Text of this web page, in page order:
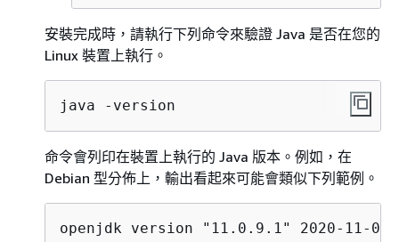
安裝完成時，請執行下列命令來驗證 Java 是否在您的
Linux 裝置上執行。
java -version
命令會列印在裝置上執行的 Java 版本。例如，在
Debian 型分佈上，輸出看起來可能會類似下列範例。
openjdk version "11.0.9.1" 2020-11-04